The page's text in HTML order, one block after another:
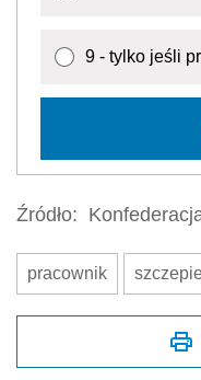
9 - tylko jeśli
Źródło:
pracownik